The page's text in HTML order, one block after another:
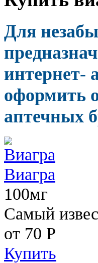
Для
интернет-
оформить
аптечных
Виагра
100мг
Самый
от 70 Р
Купить